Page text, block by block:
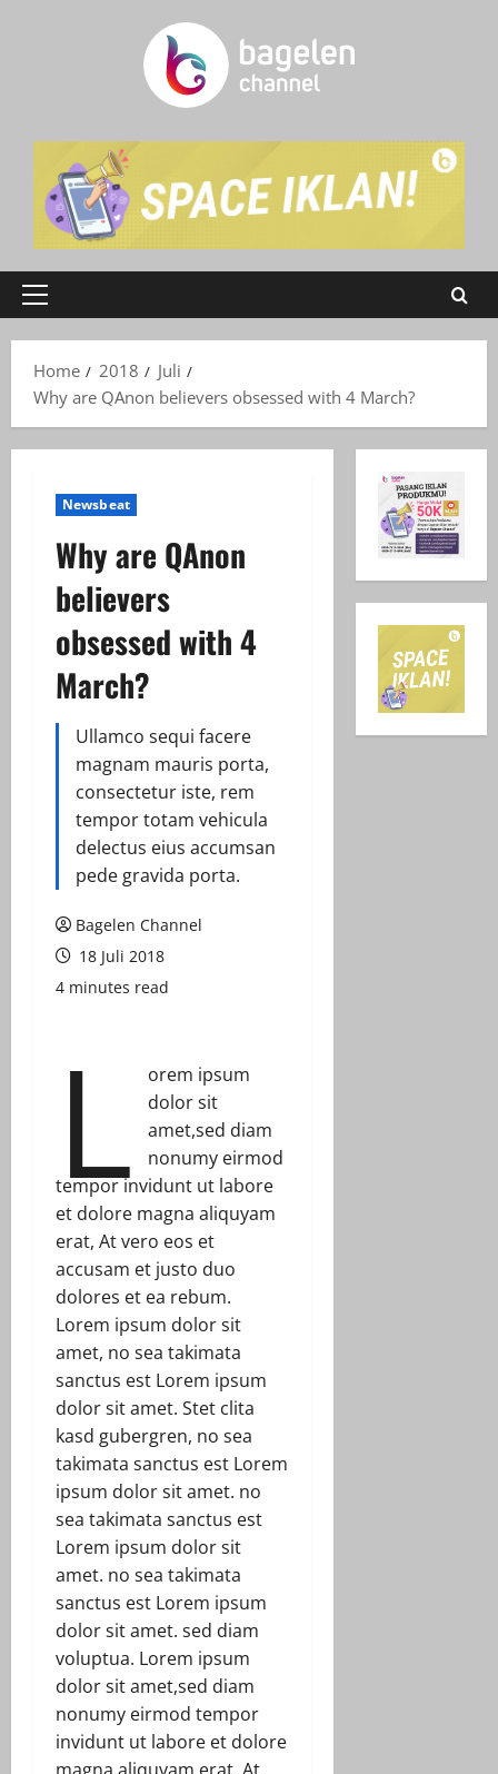
Primary
Home
2018
Juli
Why are QAnon believers obsessed with 4 March?
Newsbeat
Why are QAnon
believers
obsessed with 4
March?
Ullamco sequi facere
magnam mauris porta,
consectetur iste, rem
tempor totam vehicula
delectus eius accumsan
pede gravida porta.
Bagelen Channel
18 Juli 2018
4 minutes read
L
orem ipsum
dolor sit
amet,sed diam
nonumy eirmod
tempor invidunt ut labore
et dolore magna aliquyam
erat, At vero eos et
accusam et justo duo
dolores et ea rebum.
Lorem ipsum dolor sit
amet, no sea takimata
sanctus est Lorem ipsum
dolor sit amet. Stet clita
kasd gubergren, no sea
takimata sanctus est Lorem
ipsum dolor sit amet. no
sea takimata sanctus est
Lorem ipsum dolor sit
amet. no sea takimata
sanctus est Lorem ipsum
dolor sit amet. sed diam
voluptua. Lorem ipsum
dolor sit amet,sed diam
nonumy eirmod tempor
invidunt ut labore et dolore